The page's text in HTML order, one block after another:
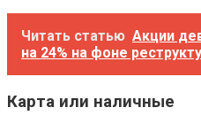
Читать статью Акции
на 24% на фоне
Карта или наличные